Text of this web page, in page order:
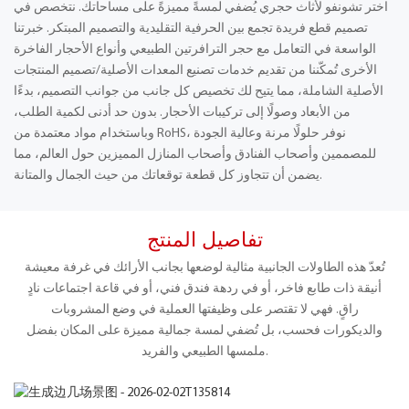
اختر تشونفو لأثاث حجري يُضفي لمسةً مميزةً على مساحاتك. نتخصص في
تصميم قطع فريدة تجمع بين الحرفية التقليدية والتصميم المبتكر. خبرتنا
الواسعة في التعامل مع حجر الترافرتين الطبيعي وأنواع الأحجار الفاخرة
الأخرى تُمكّننا من تقديم خدمات تصنيع المعدات الأصلية/تصميم المنتجات
الأصلية الشاملة، مما يتيح لك تخصيص كل جانب من جوانب التصميم، بدءًا
من الأبعاد وصولًا إلى تركيبات الأحجار. بدون حد أدنى لكمية الطلب،
وباستخدام مواد معتمدة من RoHS، نوفر حلولًا مرنة وعالية الجودة
للمصممين وأصحاب الفنادق وأصحاب المنازل المميزين حول العالم، مما
يضمن أن تتجاوز كل قطعة توقعاتك من حيث الجمال والمتانة.
تفاصيل المنتج
تُعدّ هذه الطاولات الجانبية مثالية لوضعها بجانب الأرائك في غرفة معيشة
أنيقة ذات طابع فاخر، أو في ردهة فندق فني، أو في قاعة اجتماعات نادٍ
راقٍ. فهي لا تقتصر على وظيفتها العملية في وضع المشروبات
والديكورات فحسب، بل تُضفي لمسة جمالية مميزة على المكان بفضل
ملمسها الطبيعي والفريد.